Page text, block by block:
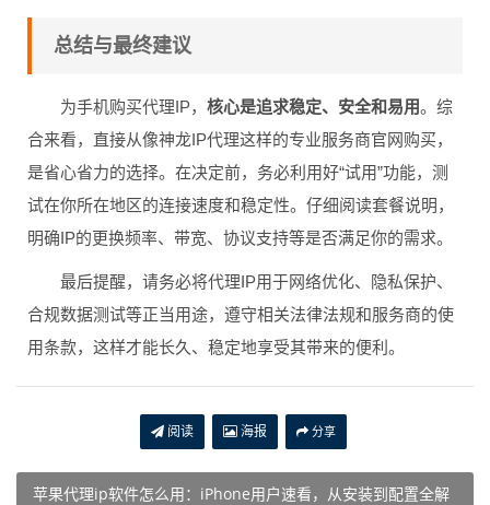
总结与最终建议
为手机购买代理IP， 核心是追求稳定、安全和易用。综
合来看，直接从像神龙IP代理这样的专业服务商官网购买，
是省心省力的选择。在决定前，务必利用好“试用”功能，测
试在你所在地区的连接速度和稳定性。仔细阅读套餐说明，
明确IP的更换频率、带宽、协议支持等是否满足你的需求。
最后提醒，请务必将代理IP用于网络优化、隐私保护、
合规数据测试等正当用途，遵守相关法律法规和服务商的使
用条款，这样才能长久、稳定地享受其带来的便利。
阅读 海报 分享
苹果代理ip软件怎么用：iPhone用户速看，从安装到配置全解